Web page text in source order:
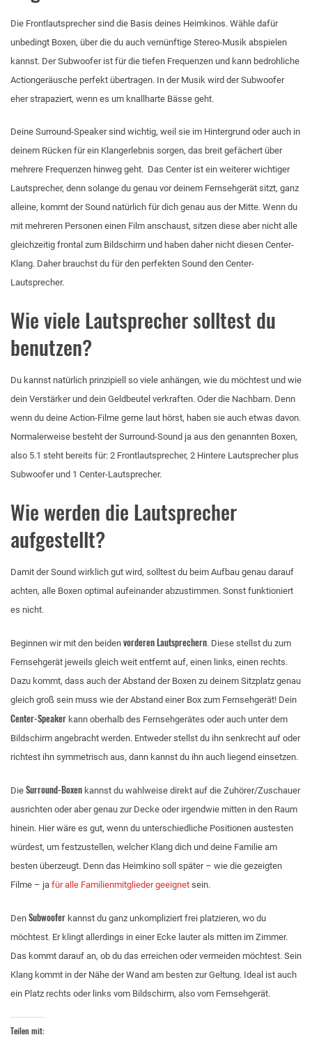
Die Frontlautsprecher sind die Basis deines Heimkinos. Wähle dafür
unbedingt Boxen, über die du auch vernünftige Stereo-Musik abspielen
kannst. Der Subwoofer ist für die tiefen Frequenzen und kann bedrohliche
Actiongeräusche perfekt übertragen. In der Musik wird der Subwoofer
eher strapaziert, wenn es um knallharte Bässe geht.
Deine Surround-Speaker sind wichtig, weil sie im Hintergrund oder auch in
deinem Rücken für ein Klangerlebnis sorgen, das breit gefächert über
mehrere Frequenzen hinweg geht. Das Center ist ein weiterer wichtiger
Lautsprecher, denn solange du genau vor deinem Fernsehgerät sitzt, ganz
alleine, kommt der Sound natürlich für dich genau aus der Mitte. Wenn du
mit mehreren Personen einen Film anschaust, sitzen diese aber nicht alle
gleichzeitig frontal zum Bildschirm und haben daher nicht diesen Center-
Klang. Daher brauchst du für den perfekten Sound den Center-
Lautsprecher.
Wie viele Lautsprecher solltest du
benutzen?
Du kannst natürlich prinzipiell so viele anhängen, wie du möchtest und wie
dein Verstärker und dein Geldbeutel verkraften. Oder die Nachbarn. Denn
wenn du deine Action-Filme gerne laut hörst, haben sie auch etwas davon.
Normalerweise besteht der Surround-Sound ja aus den genannten Boxen,
also 5.1 steht bereits für: 2 Frontlautsprecher, 2 Hintere Lautsprecher plus
Subwoofer und 1 Center-Lautsprecher.
Wie werden die Lautsprecher
aufgestellt?
Damit der Sound wirklich gut wird, solltest du beim Aufbau genau darauf
achten, alle Boxen optimal aufeinander abzustimmen. Sonst funktioniert
es nicht.
Beginnen wir mit den beiden vorderen Lautsprechern. Diese stellst du zum
Fernsehgerät jeweils gleich weit entfernt auf, einen links, einen rechts.
Dazu kommt, dass auch der Abstand der Boxen zu deinem Sitzplatz genau
gleich groß sein muss wie der Abstand einer Box zum Fernsehgerät! Dein
Center-Speaker kann oberhalb des Fernsehgerätes oder auch unter dem
Bildschirm angebracht werden. Entweder stellst du ihn senkrecht auf oder
richtest ihn symmetrisch aus, dann kannst du ihn auch liegend einsetzen.
Die Surround-Boxen kannst du wahlweise direkt auf die Zuhörer/Zuschauer
ausrichten oder aber genau zur Decke oder irgendwie mitten in den Raum
hinein. Hier wäre es gut, wenn du unterschiedliche Positionen austesten
würdest, um festzustellen, welcher Klang dich und deine Familie am
besten überzeugt. Denn das Heimkino soll später – wie die gezeigten
Filme – ja für alle Familienmitglieder geeignet sein.
Den Subwoofer kannst du ganz unkompliziert frei platzieren, wo du
möchtest. Er klingt allerdings in einer Ecke lauter als mitten im Zimmer.
Das kommt darauf an, ob du das erreichen oder vermeiden möchtest. Sein
Klang kommt in der Nähe der Wand am besten zur Geltung. Ideal ist auch
ein Platz rechts oder links vom Bildschirm, also vom Fernsehgerät.
Teilen mit: